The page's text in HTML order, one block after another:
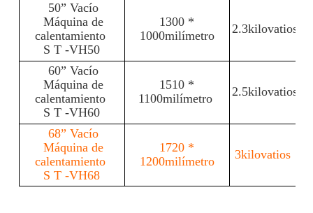
50”Vacío
Máquina de
calentamiento
S T -VH50
1300 *
1000milímetro
2.3kilovatios
60”Vacío
Máquina de
calentamiento
S T -VH60
1510 *
1100milímetro
2.5kilovatios
68”Vacío
Máquina de
calentamiento
S T -VH68
1720 *
1200milímetro
3kilovatios